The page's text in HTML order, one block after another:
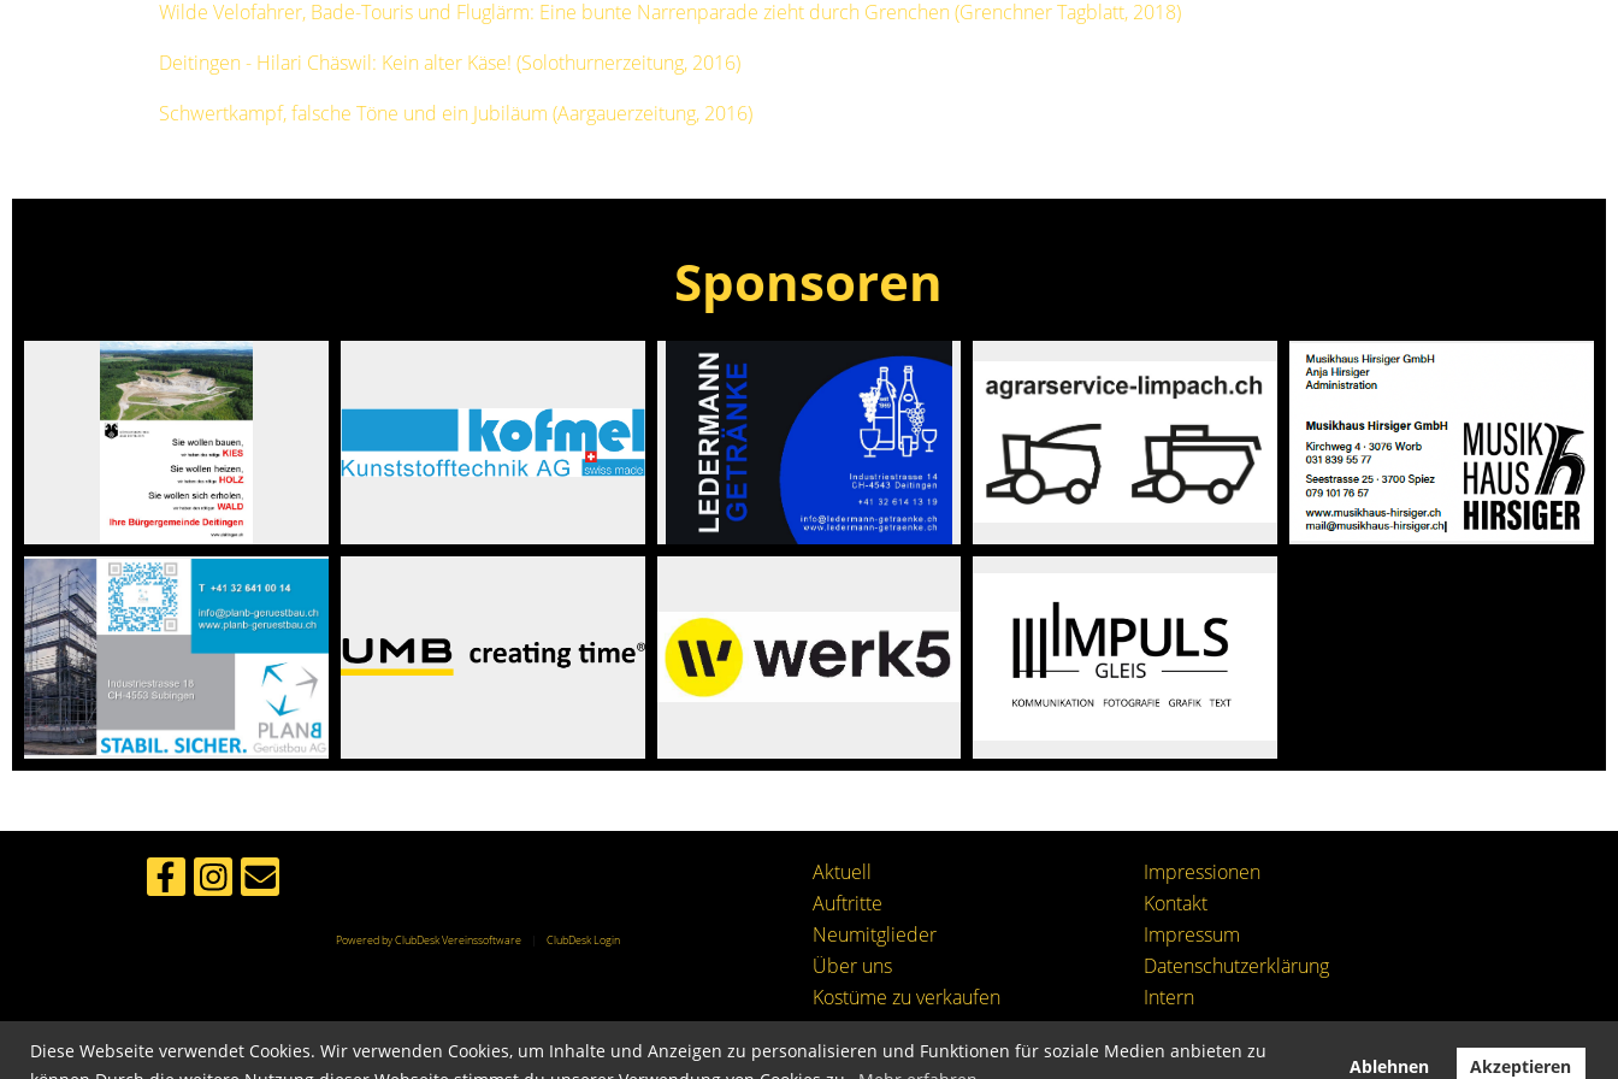
Diese Webseite verwendet Cookies. Wir verwenden Cookies, um Inhalte und Anzeigen zu personalisieren und Funktionen für soziale Medien anbieten zu
Ablehnen Akzeptieren
Wilde Velofahrer, Bade-Touris und Fluglärm: Eine bunte Narrenparade zieht durch Grenchen (Grenchner Tagblatt, 2018)
Deitingen - Hilari Chäswil: Kein alter Käse! (Solothurnerzeitung, 2016)
Schwertkampf, falsche Töne und ein Jubiläum (Aargauerzeitung, 2016)
Sponsoren
Powered by ClubDesk Vereinssoftware| ClubDesk Login
Aktuell
Impressionen
Auftritte
Kontakt
Neumitglieder
Impressum
Über uns
Datenschutzerklärung
Kostüme zu verkaufen
Intern